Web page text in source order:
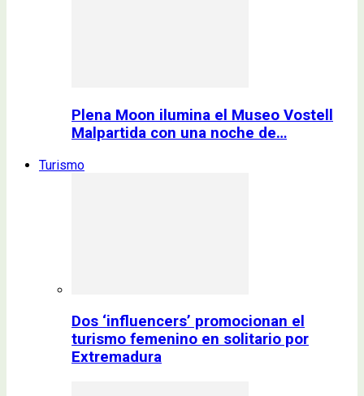
Plena Moon ilumina el Museo Vostell
Malpartida con una noche de…
Turismo
Dos ‘influencers’ promocionan el
turismo femenino en solitario por
Extremadura